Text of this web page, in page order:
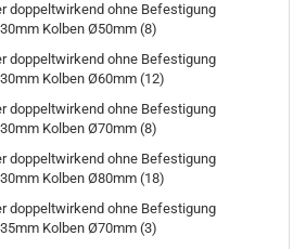
doppeltwirkend ohne Befestigung
Kolben Ø50mm (8)
doppeltwirkend ohne Befestigung
Kolben Ø60mm (12)
doppeltwirkend ohne Befestigung
Kolben Ø70mm (8)
doppeltwirkend ohne Befestigung
Kolben Ø80mm (18)
doppeltwirkend ohne Befestigung
Kolben Ø70mm (3)